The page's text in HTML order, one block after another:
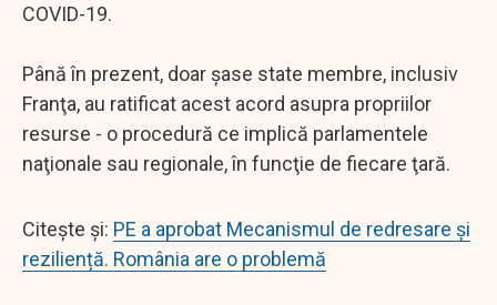
COVID-19.
Până în prezent, doar şase state membre, inclusiv
Franţa, au ratificat acest acord asupra propriilor
resurse - o procedură ce implică parlamentele
naţionale sau regionale, în funcţie de fiecare ţară.
Citește și: PE a aprobat Mecanismul de redresare și
reziliență. România are o problemă